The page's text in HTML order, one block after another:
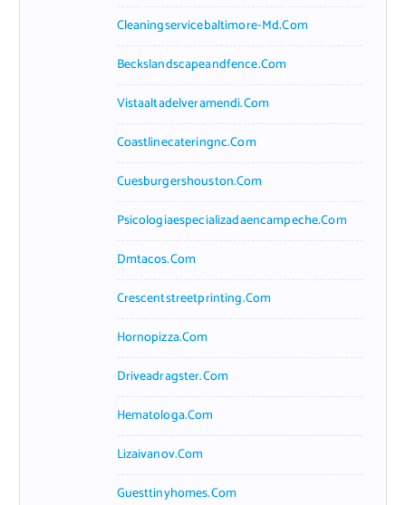
Cleaningservicebaltimore-Md.com
Beckslandscapeandfence.com
Vistaaltadelveramendi.com
Coastlinecateringnc.com
Cuesburgershouston.com
Psicologiaespecializadaencampeche.com
Dmtacos.com
Crescentstreetprinting.com
Hornopizza.com
Driveadragster.com
Hematologa.com
Lizaivanov.com
Guesttinyhomes.com